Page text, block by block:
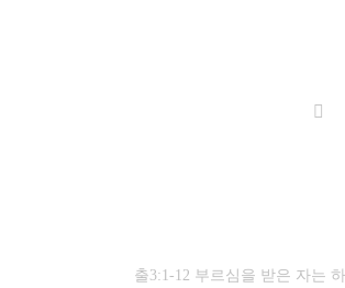
출3:1-12 부르심을 받은 자는